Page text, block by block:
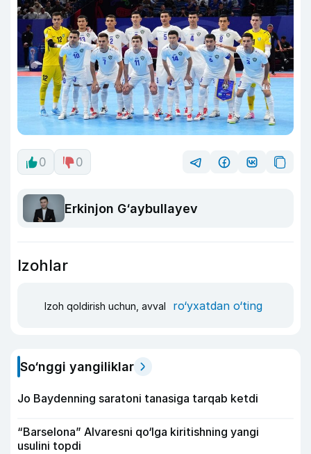
0 0
Erkinjon G‘aybullayev
Izohlar
Izoh qoldirish uchun, avval ro‘yxatdan o‘ting
So‘nggi yangiliklar
Jo Baydenning saratoni tanasiga tarqab ketdi
“Barselona” Alvaresni qo‘lga kiritishning yangi
usulini topdi